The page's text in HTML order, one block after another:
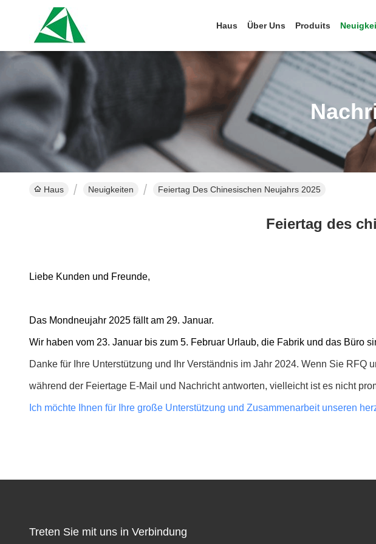
Haus Über Uns Produits
Haus Neuigkeiten Feiertag Des Chinesischen Neujahrs 2025
Feiertag des
Liebe Kunden und Freunde,
Das Mondneujahr 2025 fällt am 29. Januar.
Wir haben vom 23. Januar bis zum 5. Februar Urlaub, die Fabrik und das Büro
Danke für Ihre Unterstützung und Ihr Verständnis im Jahr 2024. Wenn Sie
während der Feiertage E-Mail und Nachricht antworten, vielleicht ist es nicht
Ich möchte Ihnen für Ihre große Unterstützung und Zusammenarbeit unseren
Treten Sie mit uns in Verbindung